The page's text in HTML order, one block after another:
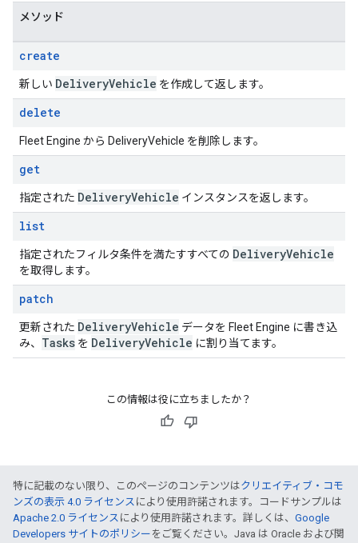
メソッド
create
新しい DeliveryVehicle を作成して返します。
delete
Fleet Engine から DeliveryVehicle を削除します。
get
指定された DeliveryVehicle インスタンスを返します。
list
指定されたフィルタ条件を満たすすべての DeliveryVehicle
を取得します。
patch
更新された DeliveryVehicle データを Fleet Engine に書き込
み、 Tasks を DeliveryVehicle に割り当てます。
この情報は役に立ちましたか？
特に記載のない限り、このページのコンテンツはクリエイティブ・コモ
ンズの表示 4.0 ライセンス により使用許諾されます。コードサンプルは
Apache 2.0 ライセンス により使用許諾されます。詳しくは、 Google
Developers サイトのポリシー をご覧ください。Java は Oracle および関